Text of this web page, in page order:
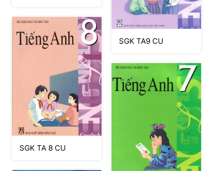
SGK TA9 CU
SGK TA 8 CU